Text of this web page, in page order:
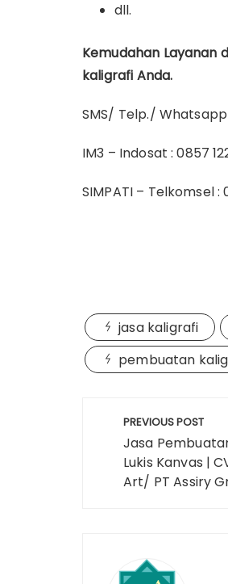
dll.
Kemudahan Layanan
kaligrafi Anda.
SMS/ Telp./ Whatsapp
IM3 – Indosat : 0857
SIMPATI – Telkomsel :
jasa kaligrafi
pembuatan
Post
navigation
PREVIOUS POST
Jasa
Lukis Kanvas |
Art/ PT Assiry